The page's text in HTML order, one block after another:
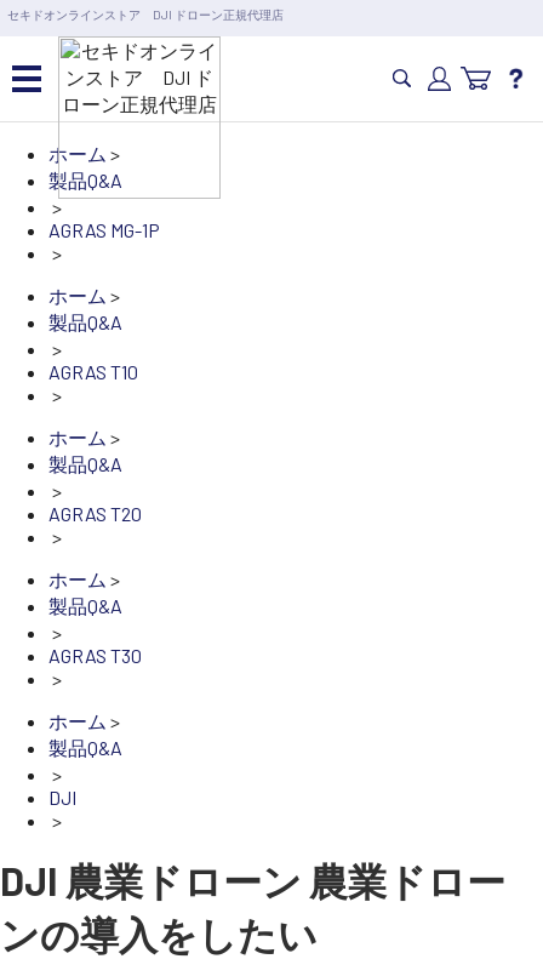
セキドオンラインストア DJI ドローン正規代理店
営業日の15時まで即日出荷
6,000円以上のご購入で送料無料！ポイント1%還元 >>
カメラドローン・生活家電
カメラ・スタビライザー
RC・ロボット部品
スペシャルコンテンツ
SEKIDO
コーポレートサイト
ホーム >
製品Q&A
>
AGRAS MG-1P
>
ホーム >
製品Q&A
>
AGRAS T10
>
ホーム >
製品Q&A
>
AGRAS T20
>
ホーム >
製品Q&A
>
AGRAS T30
>
ホーム >
製品Q&A
>
DJI
>
DJI 農業ドローン 農業ドロー
ンの導入をしたい